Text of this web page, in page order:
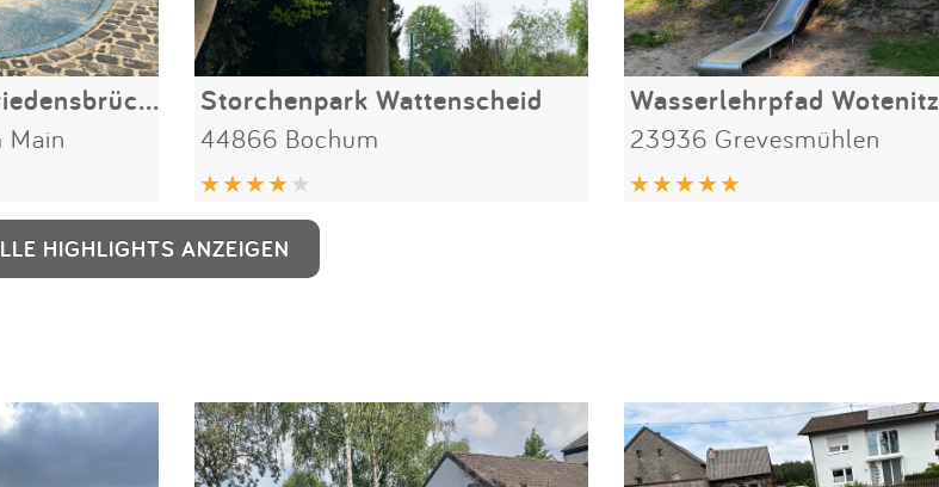
Spielplatz Nizza Friedensbrücke Storchenpark Wattenscheid
44866 Bochum
Wasserlehrpfad Wotenitz
23936 Grevesmühlen
HIGHLIGHTS ANZEIGEN